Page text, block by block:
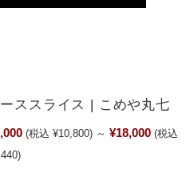
スライス | こめや丸七
(税込 ¥10,800) ～ ¥18,000 (税込